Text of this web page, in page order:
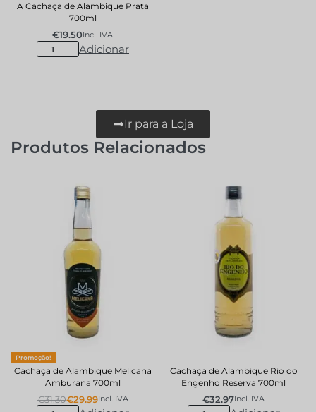
A Cachaça de Alambique Prata
700ml
€19.50Incl. IVA
Adicionar
Ir para a Loja
Produtos Relacionados
Promoção!
Cachaça de Alambique Melicana
Amburana 700ml
€31.30€29.99Incl. IVA
Cachaça de Alambique Rio do
Engenho Reserva 700ml
€32.97Incl. IVA